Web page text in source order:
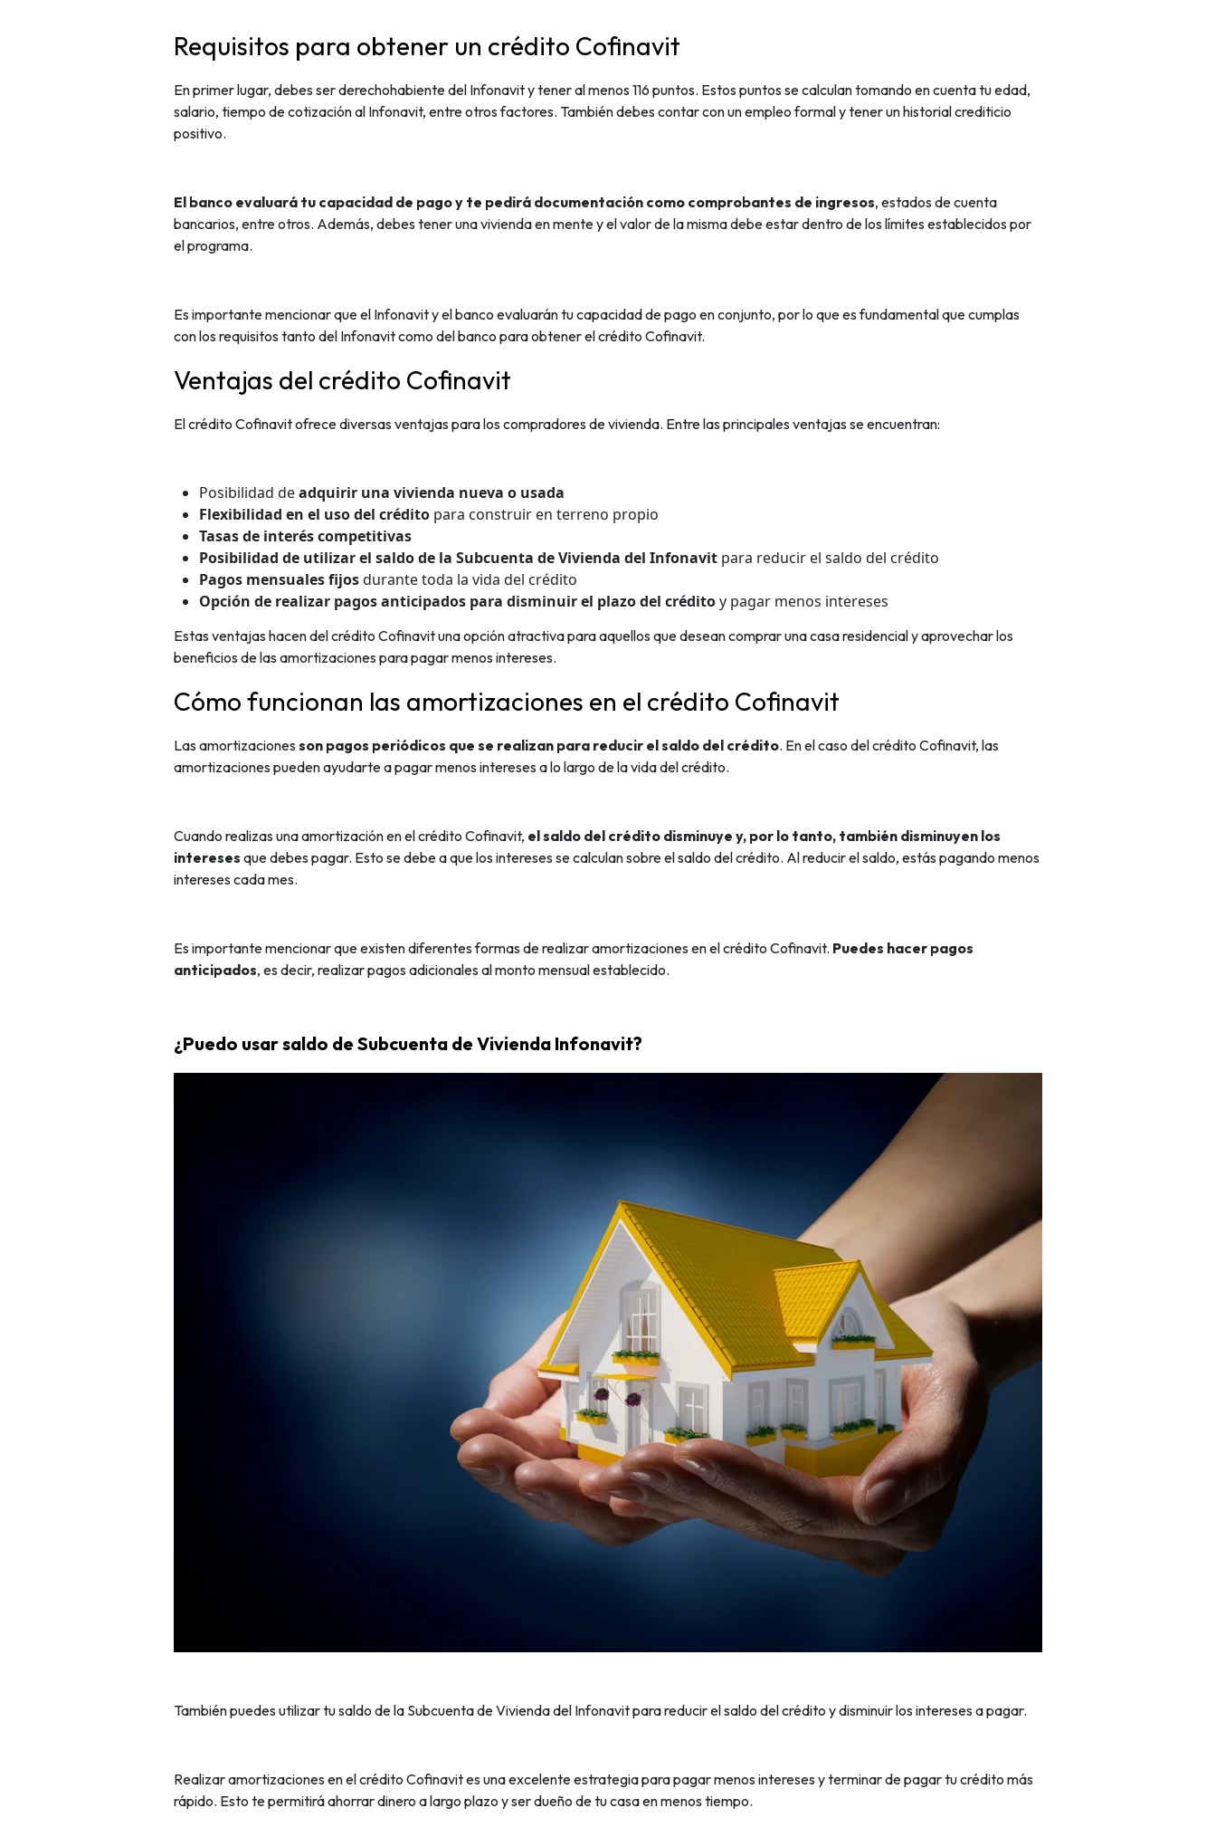
Requisitos para obtener un crédito Cofinavit
En primer lugar, debes ser derechohabiente del Infonavit y tener al menos 116 puntos. Estos puntos se calculan tomando en cuenta tu edad,
salario, tiempo de cotización al Infonavit, entre otros factores. También debes contar con un empleo formal y tener un historial crediticio
positivo.
El banco evaluará tu capacidad de pago y te pedirá documentación como comprobantes de ingresos, estados de cuenta
bancarios, entre otros. Además, debes tener una vivienda en mente y el valor de la misma debe estar dentro de los límites establecidos por
el programa.
Es importante mencionar que el Infonavit y el banco evaluarán tu capacidad de pago en conjunto, por lo que es fundamental que cumplas
con los requisitos tanto del Infonavit como del banco para obtener el crédito Cofinavit.
Ventajas del crédito Cofinavit
El crédito Cofinavit ofrece diversas ventajas para los compradores de vivienda. Entre las principales ventajas se encuentran:
Posibilidad deadquirir una vivienda nueva o usada
Flexibilidad en el uso del crédito para construir en terreno propio
Tasas de interés competitivas
Posibilidad de utilizar el saldo de la Subcuenta de Vivienda del Infonavit para reducir el saldo del crédito
Pagos mensuales fijosdurante toda la vida del crédito
Opción de realizar pagos anticipados para disminuir el plazo del créditoy pagar menos intereses
Estas ventajas hacen del crédito Cofinavit una opción atractiva para aquellos que desean comprar una casa residencial y aprovechar los
beneficios de las amortizaciones para pagar menos intereses.
Cómo funcionan las amortizaciones en el crédito Cofinavit
Las amortizaciones son pagos periódicos que se realizan para reducir el saldo del crédito. En el caso del crédito Cofinavit, las
amortizaciones pueden ayudarte a pagar menos intereses a lo largo de la vida del crédito.
Cuando realizas una amortización en el crédito Cofinavit, el saldo del crédito disminuye y, por lo tanto, también disminuyen los
intereses que debes pagar. Esto se debe a que los intereses se calculan sobre el saldo del crédito. Al reducir el saldo, estás pagando menos
intereses cada mes.
Es importante mencionar que existen diferentes formas de realizar amortizaciones en el crédito Cofinavit. Puedes hacer pagos
anticipados, es decir, realizar pagos adicionales al monto mensual establecido.
¿Puedo usar saldo de Subcuenta de Vivienda Infonavit?
También puedes utilizar tu saldo de la Subcuenta de Vivienda del Infonavit para reducir el saldo del crédito y disminuir los intereses a pagar.
Realizar amortizaciones en el crédito Cofinavit es una excelente estrategia para pagar menos intereses y terminar de pagar tu crédito más
rápido. Esto te permitirá ahorrar dinero a largo plazo y ser dueño de tu casa en menos tiempo.